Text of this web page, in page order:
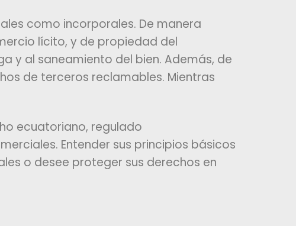
como incorporales. De manera
lícito, y de propiedad del
y al saneamiento del bien. Además, de
de terceros reclamables. Mientras
ecuatoriano, regulado
Entender sus principios básicos
o desee proteger sus derechos en